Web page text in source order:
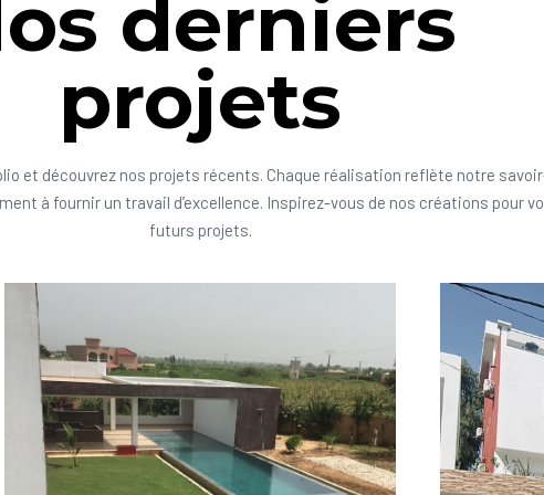
derniers
projets
et découvrez nos projets récents. Chaque réalisation reflète notre
à fournir un travail d’excellence. Inspirez-vous de nos créations pour
futurs projets.